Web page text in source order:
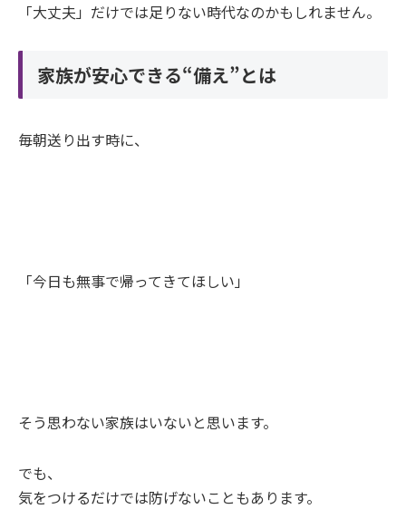
「大丈夫」だけでは足りない時代なのかもしれません。
家族が安心できる“備え”とは
毎朝送り出す時に、
「今日も無事で帰ってきてほしい」
そう思わない家族はいないと思います。
でも、
気をつけるだけでは防げないこともあります。